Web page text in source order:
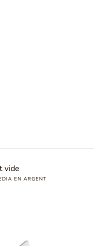
vide
EN ARGENT